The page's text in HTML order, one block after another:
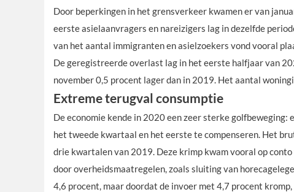
Door beperkingen in het grensverkeer kwamen er van
eerste asielaanvragers en nareizigers lag in dezelfde
van het aantal immigranten en asielzoekers vond vooral
De geregistreerde overlast lag in het eerste halfjaar van
november 0,5 procent lager dan in 2019. Het aantal
Extreme terugval consumptie
De economie kende in 2020 een zeer sterke
het tweede kwartaal en het eerste te compenseren. Het
drie kwartalen van 2019. Deze krimp kwam vooral op
door overheidsmaatregelen, zoals sluiting van
4,6 procent, maar doordat de invoer met 4,7 procent